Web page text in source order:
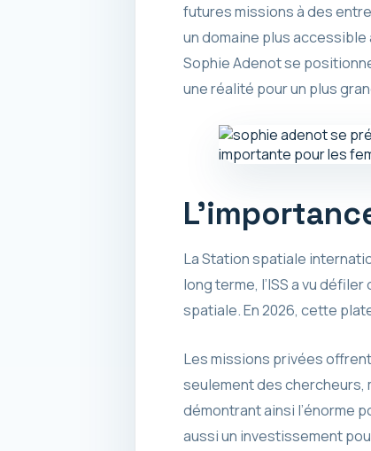
futures missions à des
un domaine plus
Sophie Adenot se
une réalité pour un plus
La Station spatiale
long terme, l’ISS a vu
spatiale. En 2026, cette
Les missions privées
seulement des chercheurs,
démontrant ainsi l’énorme
aussi un investissement